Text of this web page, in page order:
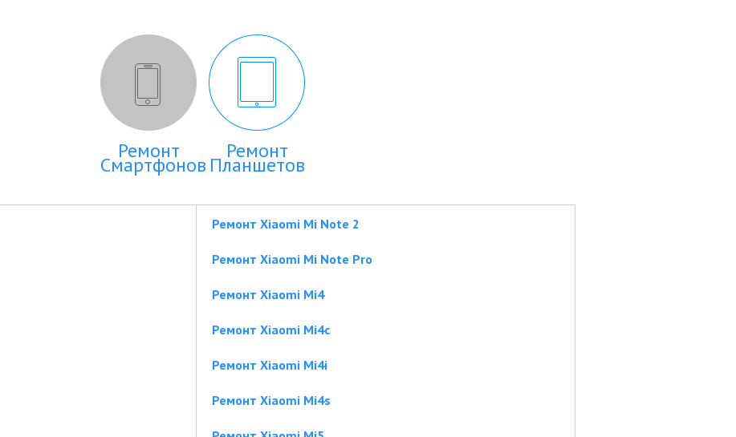
Ремонт
Смартфонов
Ремонт
Планшетов
Ремонт Xiaomi Mi Note 2
Ремонт Xiaomi Mi Note Pro
Ремонт Xiaomi Mi4
Ремонт Xiaomi Mi4c
Ремонт Xiaomi Mi4i
Ремонт Xiaomi Mi4s